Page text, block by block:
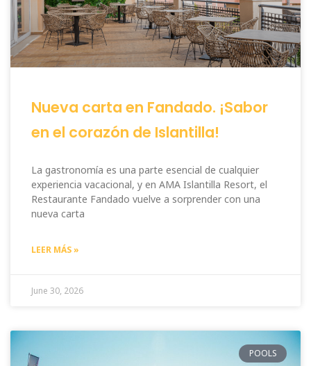
Nueva carta en Fandado. ¡Sabor
en el corazón de Islantilla!
La gastronomía es una parte esencial de cualquier
experiencia vacacional, y en AMA Islantilla Resort, el
Restaurante Fandado vuelve a sorprender con una
nueva carta
LEER MÁS »
June 30, 2026
POOLS